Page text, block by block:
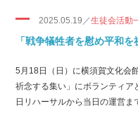
2025.05.19／生徒会活動
「戦争犠牲者を慰め平和
5月18日（日）に横須賀文化会
祈念する集い」にボランティ
日リハーサルから当日の運営